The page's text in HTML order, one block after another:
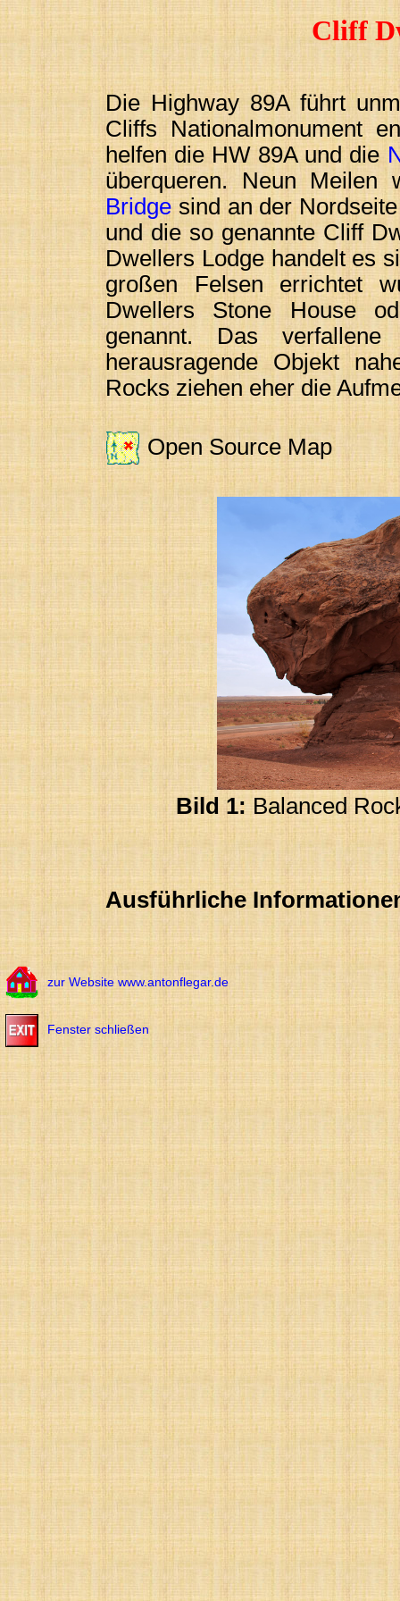
Cliff
Die Highway 89A führt
Cliffs Nationalmonument
helfen die HW 89A und die
überqueren. Neun
Bridgesind an der
und die so genannte Cliff
Dwellers Lodge handelt es
großen Felsen errichtet
Dwellers Stone House
genannt. Das
herausragende Objekt
Rocks ziehen eher die
Open Source Map
Bild 1: Balanced
Ausführliche
zur Website www.antonflegar.de
Fenster schließen